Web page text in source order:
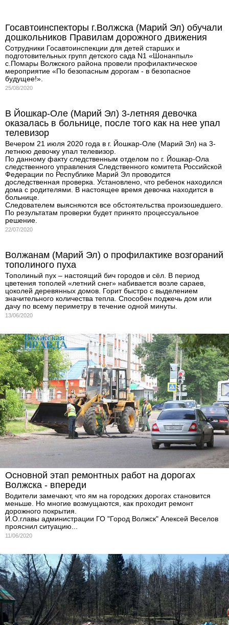
Госавтоинспекторы г.Волжска (Марий Эл) обучали
дошкольников Правилам дорожного движения
Сотрудники Госавтоинспекции для детей старших и
подготовительных групп детского сада N1 «Шонанпыл»
с.Помары Волжского района провели профилактическое
мероприятие «По безопасным дорогам - в безопасное
будущее!».
25/08/2020
В Йошкар-Оле (Марий Эл) 3-летняя девочка
оказалась в больнице, после того как на нее упал
телевизор
Вечером 21 июля 2020 года в г. Йошкар-Оле (Марий Эл) на 3-
летнюю девочку упал телевизор.
По данному факту следственным отделом по г. Йошкар-Ола
следственного управления Следственного комитета Российской
Федерации по Республике Марий Эл проводится
доследственная проверка. Установлено, что ребенок находился
дома с родителями. В настоящее время девочка находится в
больнице.
Следователем выясняются все обстоятельства произошедшего.
По результатам проверки будет принято процессуальное
решение.
22/07/2020
Волжанам (Марий Эл) о профилактике возгораний
тополиного пуха
Тополиный пух – настоящий бич городов и сёл. В период
цветения тополей «летний снег» набивается возле сараев,
цоколей деревянных домов. Горит быстро с выделением
значительного количества тепла. Способен поджечь дом или
дачу по всему периметру в течение одной минуты.
13/06/2020
Основной этап ремонтных работ на дорогах
Волжска - впереди
Водители замечают, что ям на городских дорогах становится
меньше. Но многие возмущаются, как проходит ремонт
дорожного покрытия.
И.О.главы администрации ГО "Город Волжск" Алексей Веселов
прояснил ситуацию...
11/06/2020